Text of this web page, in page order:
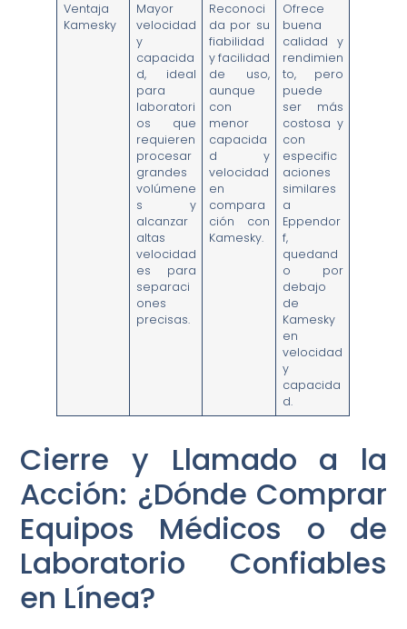
Ventaja
Kamesky
Mayor
velocidad
y
capacida
d, ideal
para
laboratori
os que
requieren
procesar
grandes
volúmene
s y
alcanzar
altas
velocidad
es para
separaci
ones
precisas.
Reconoci
da por su
fiabilidad
y facilidad
de uso,
aunque
con
menor
capacida
d y
velocidad
en
compara
ción con
Kamesky.
Ofrece
buena
calidad y
rendimien
to, pero
puede
ser más
costosa y
con
especific
aciones
similares
a
Eppendor
f,
quedand
o por
debajo
de
Kamesky
en
velocidad
y
capacida
d.
Cierre y Llamado a la
Acción: ¿Dónde Comprar
Equipos Médicos o de
Laboratorio Confiables
en Línea?